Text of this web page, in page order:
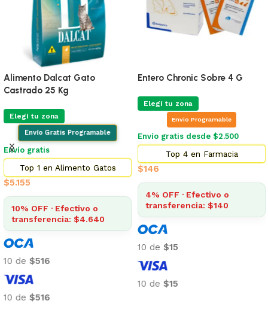
Alimento Dalcat Gato
Castrado 25 Kg
Elegí tu zona
Envío Gratis Programable
Envío gratis
Top 1 en Alimento Gatos
$5.155
10% OFF · Efectivo o
transferencia: $4.640
10 de $516
10 de $516
Entero Chronic Sobre 4 G
Elegí tu zona
Envio Programable
Envío gratis desde $2.500
Top 4 en Farmacia
$146
4% OFF · Efectivo o
transferencia: $140
10 de $15
10 de $15